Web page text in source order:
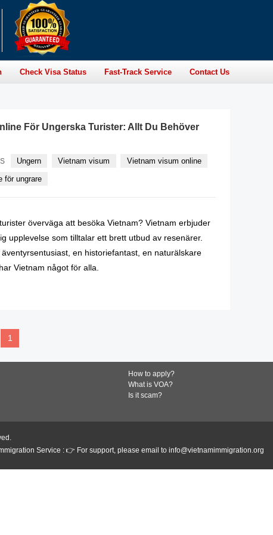
Check Visa Status Fast-Track Service Contact Us
För Ungerska Turister: Allt Du Behöver
Ungern Vietnam visum
Vietnam visum online
för ungrare
överväga att besöka Vietnam? Vietnam erbjuder
upplevelse som tilltalar ett brett utbud av resenärer.
en historiefantast, en naturälskare
Vietnam något för alla.
1
How to apply?
What is VOA?
Is it scam?
Service : 👉 For support, please email to info@vietnamimmigration.org